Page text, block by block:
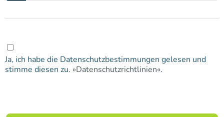
Ja, ich habe die Datenschutzbestimmungen gelesen und
stimme diesen zu. Datenschutzrichtlinien .